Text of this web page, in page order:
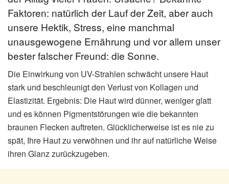
Faktoren: natürlich der Lauf der Zeit, aber auch
unsere Hektik, Stress, eine manchmal
unausgewogene Ernährung und vor allem unser
bester falscher Freund: die Sonne.
Die Einwirkung von UV-Strahlen schwächt unsere Haut
stark und beschleunigt den Verlust von Kollagen und
Elastizität. Ergebnis: Die Haut wird dünner, weniger glatt
und es können Pigmentstörungen wie die bekannten
braunen Flecken auftreten. Glücklicherweise ist es nie zu
spät, Ihre Haut zu verwöhnen und ihr auf natürliche Weise
ihren Glanz zurückzugeben.